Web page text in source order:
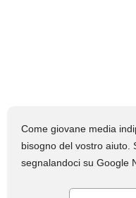
Come giovane media
bisogno del vostro aiuto.
segnalandoci su Google